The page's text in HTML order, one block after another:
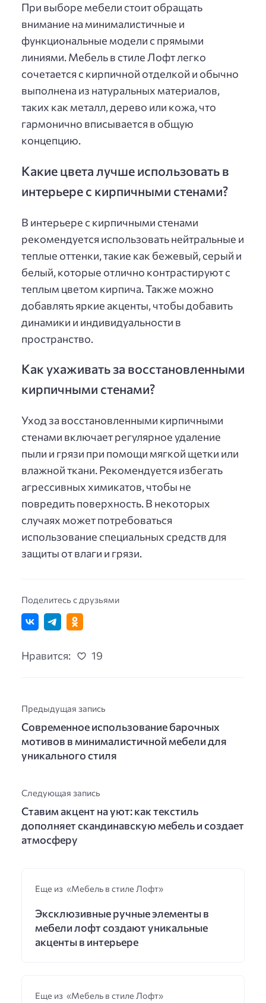
При выборе мебели стоит обращать
внимание на минималистичные и
функциональные модели с прямыми
линиями. Мебель в стиле Лофт легко
сочетается с кирпичной отделкой и обычно
выполнена из натуральных материалов,
таких как металл, дерево или кожа, что
гармонично вписывается в общую
концепцию.
Какие цвета лучше использовать в
интерьере с кирпичными стенами?
В интерьере с кирпичными стенами
рекомендуется использовать нейтральные и
теплые оттенки, такие как бежевый, серый и
белый, которые отлично контрастируют с
теплым цветом кирпича. Также можно
добавлять яркие акценты, чтобы добавить
динамики и индивидуальности в
пространство.
Как ухаживать за восстановленными
кирпичными стенами?
Уход за восстановленными кирпичными
стенами включает регулярное удаление
пыли и грязи при помощи мягкой щетки или
влажной ткани. Рекомендуется избегать
агрессивных химикатов, чтобы не
повредить поверхность. В некоторых
случаях может потребоваться
использование специальных средств для
защиты от влаги и грязи.
Поделитесь с друзьями
Нравится: 19
Предыдущая запись
Современное использование барочных
мотивов в минималистичной мебели для
уникального стиля
Следующая запись
Ставим акцент на уют: как текстиль
дополняет скандинавскую мебель и создает
атмосферу
Еще из «Мебель в стиле Лофт»
Эксклюзивные ручные элементы в
мебели лофт создают уникальные
акценты в интерьере
Еще из «Мебель в стиле Лофт»